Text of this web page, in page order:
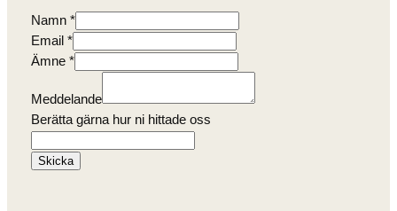
Namn *
Email *
Ämne *
Meddelande
gärna
Meddelande
Berätta gärna hur ni hittade oss
Skicka